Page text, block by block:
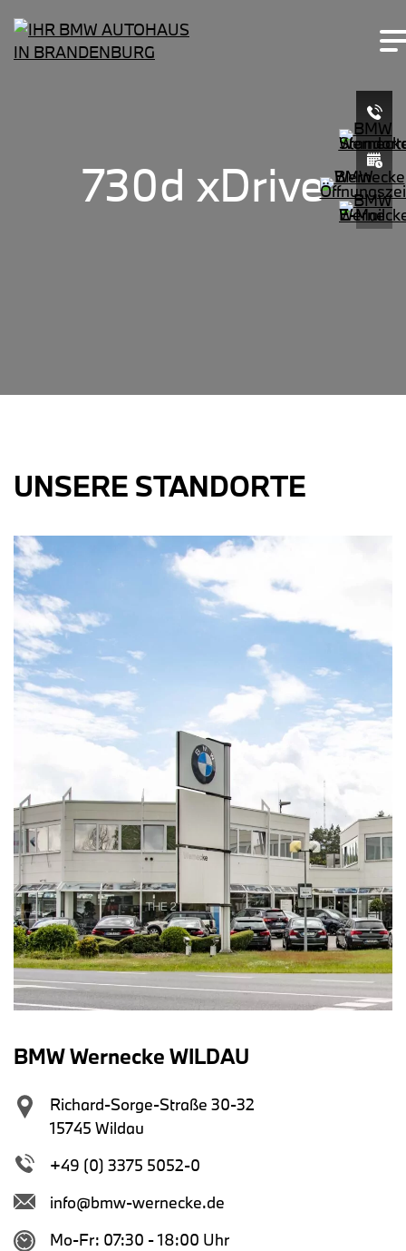
730d xDrive
UNSERE STANDORTE
BMW Wernecke WILDAU
Richard-Sorge-Straße 30-32
15745 Wildau
+49 (0) 3375 5052-0
info@bmw-wernecke.de
Mo-Fr: 07:30 - 18:00 Uhr